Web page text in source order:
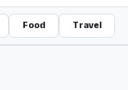
Food Travel